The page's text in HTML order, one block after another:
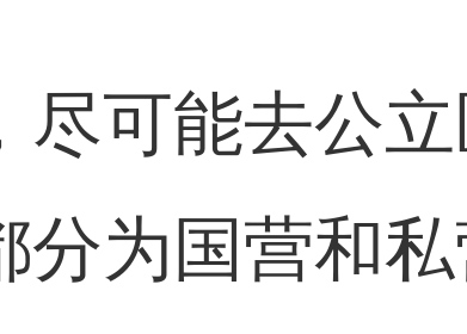
尽可能去公
分为国营和